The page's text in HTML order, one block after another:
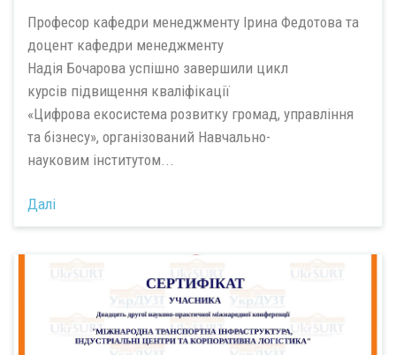
Професор кафедри менеджменту Ірина Федотова та
доцент кафедри менеджменту
Надія Бочарова успішно завершили цикл
курсів підвищення кваліфікації
«Цифрова екосистема розвитку громад, управління
та бізнесу», організований Навчально-
науковим інститутом...
Далі